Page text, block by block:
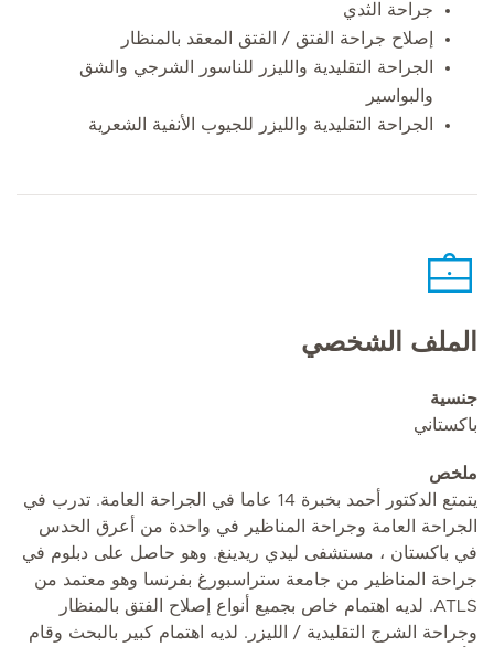
جراحة الثدي
إصلاح جراحة الفتق / الفتق المعقد بالمنظار
الجراحة التقليدية والليزر للناسور الشرجي والشق
والبواسير
الجراحة التقليدية والليزر للجيوب الأنفية الشعرية
الملف الشخصي
جنسية
باكستاني
ملخص
يتمتع الدكتور أحمد بخبرة 14 عاما في الجراحة العامة. تدرب في
الجراحة العامة وجراحة المناظير في واحدة من أعرق الحدس
في باكستان ، مستشفى ليدي ريدينغ. وهو حاصل على دبلوم في
جراحة المناظير من جامعة ستراسبورغ بفرنسا وهو معتمد من
ATLS. لديه اهتمام خاص بجميع أنواع إصلاح الفتق بالمنظار
وجراحة الشرج التقليدية / الليزر. لديه اهتمام كبير بالبحث وقام